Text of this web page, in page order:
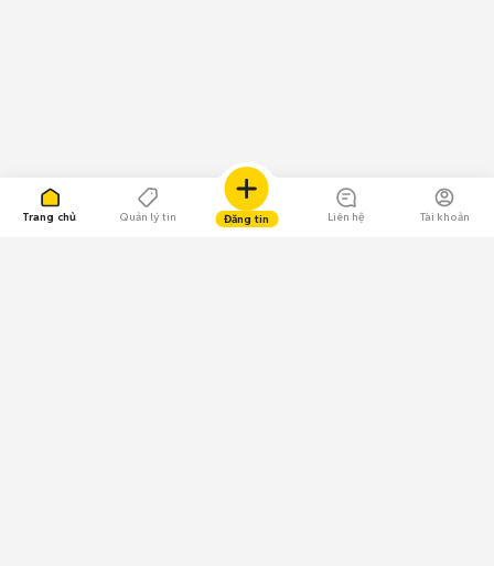
Trang chủ Quản lý tin Đăng tin Liên hệ Tài khoản